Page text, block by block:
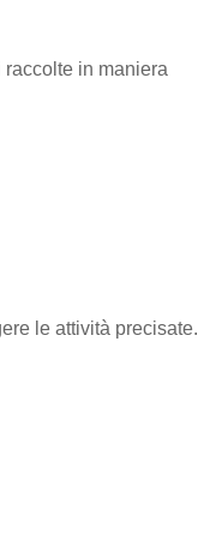
in maniera
le attività precisate.